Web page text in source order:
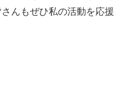
んもぜひ私の活動を応援